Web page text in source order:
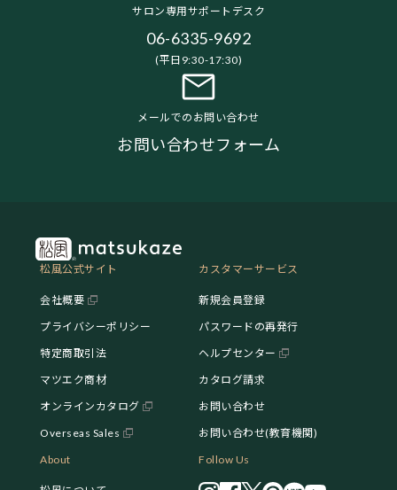
サロン専用サポートデスク
06-6335-9692
(平日9:30-17:30)
メールでのお問い合わせ
お問い合わせフォーム
松風公式サイト
会社概要
プライバシーポリシー
特定商取引法
マツエク商材
オンラインカタログ
Overseas Sales
カスタマーサービス
新規会員登録
パスワードの再発行
ヘルプセンター
カタログ請求
お問い合わせ
お問い合わせ(教育機関)
About
Follow Us